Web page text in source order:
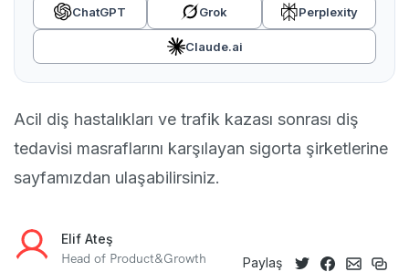
ChatGPT Grok Perplexity
Claude.ai
Acil diş hastalıkları ve trafik kazası sonrası diş
tedavisi masraflarını karşılayan sigorta şirketlerine
sayfamızdan ulaşabilirsiniz.
Elif Ateş
Head of Product&Growth Paylaş